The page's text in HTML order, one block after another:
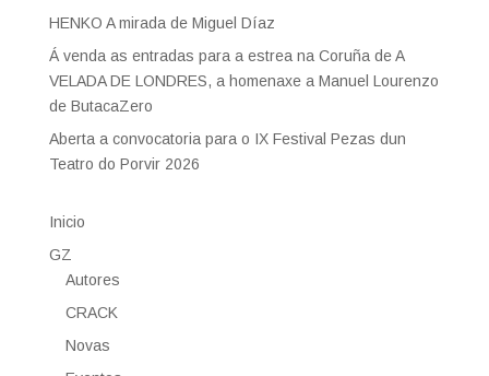
HENKO A mirada de Miguel Díaz
Á venda as entradas para a estrea na Coruña de A
VELADA DE LONDRES, a homenaxe a Manuel Lourenzo
de ButacaZero
Aberta a convocatoria para o IX Festival Pezas dun
Teatro do Porvir 2026
Inicio
GZ
Autores
CRACK
Novas